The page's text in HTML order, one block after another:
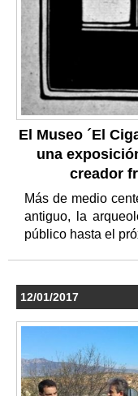
El Museo ´El
una
creador
Más de medio
antiguo, la
público hasta el
12/01/2017